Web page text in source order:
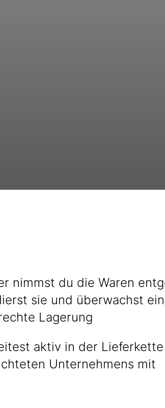
nimmst du die Waren
sie und überwachst
Lagerung
aktiv in der
Unternehmens mit